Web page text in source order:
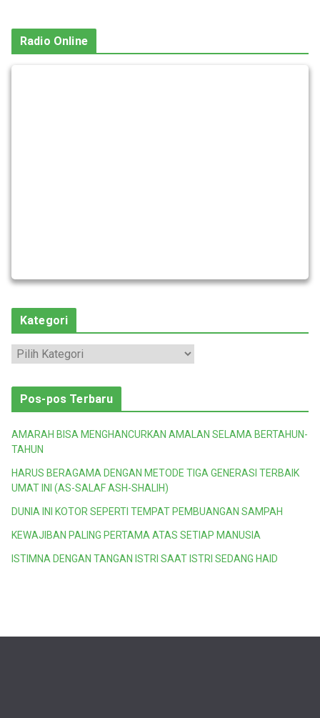
Radio Online
Kategori
t
o
i
Pos-pos Terbaru
AMARAH BISA MENGHANCURKAN AMALAN SELAMA BERTAHUN-
TAHUN
HARUS BERAGAMA DENGAN METODE TIGA GENERASI TERBAIK
UMAT INI (AS-SALAF ASH-SHALIH)
DUNIA INI KOTOR SEPERTI TEMPAT PEMBUANGAN SAMPAH
KEWAJIBAN PALING PERTAMA ATAS SETIAP MANUSIA
ISTIMNA DENGAN TANGAN ISTRI SAAT ISTRI SEDANG HAID